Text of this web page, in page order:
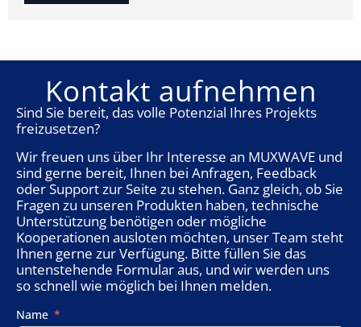
Kontakt aufnehmen
Sind Sie bereit, das volle Potenzial Ihres Projekts
freizusetzen?
Wir freuen uns über Ihr Interesse an MUXWAVE und
sind gerne bereit, Ihnen bei Anfragen, Feedback
oder Support zur Seite zu stehen. Ganz gleich, ob Sie
Fragen zu unseren Produkten haben, technische
Unterstützung benötigen oder mögliche
Kooperationen ausloten möchten, unser Team steht
Ihnen gerne zur Verfügung. Bitte füllen Sie das
untenstehende Formular aus, und wir werden uns
so schnell wie möglich bei Ihnen melden.
Name